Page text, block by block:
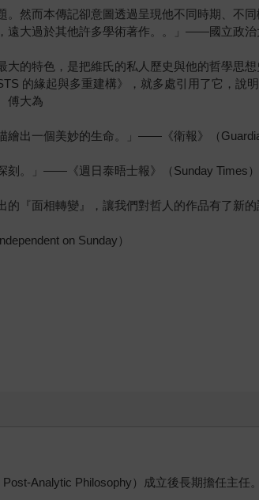
。然而本傳記卻意圖透過呈現他不同時期、不
遠大過於其他許多學術著作。。」——國立政
大的特色，是把維氏的私人歷史與他的哲學思
的緣起與多重建構》，就多處引用了它，說
傅大為
出一個美妙的生命。」——《衛報》（
刻。」——《週日泰晤士報》（Sunday Times）
的『面相轉變』，讓我們對哲人的作品有了新
on Sunday）
Analytic Philosophy）成立後長期擔任主